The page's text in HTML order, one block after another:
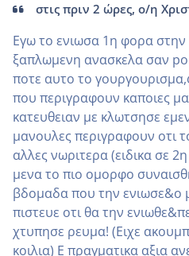
στις πριν 2 ώρες, ο/η
Εγω το ενιωσα 1η φορα
ξαπλωμενη ανασκελα σαν
ποτε αυτο το
που περιγραφουν καποιες
κατευθειαν με κλωτσησε
μανουλες περιγραφουν οτι
αλλες νωριτερα (ειδικα σε
μενα το πιο ομορφο
βδομαδα που την ενιωσε&ο
πιστευε οτι θα την
χτυπησε ρευμα! (Ειχε
κοιλια) Ε πραγματικα αξια